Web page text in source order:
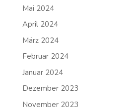
Mai 2024
April 2024
März 2024
Februar 2024
Januar 2024
Dezember 2023
November 2023